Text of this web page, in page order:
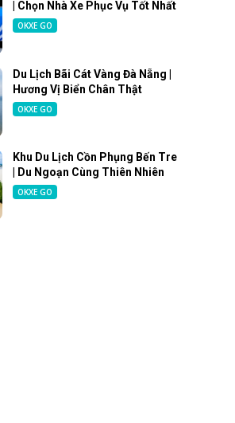
| Chọn Nhà Xe Phục Vụ Tốt Nhất
OKXE GO
Du Lịch Bãi Cát Vàng Đà Nẵng |
Hương Vị Biển Chân Thật
OKXE GO
Khu Du Lịch Cồn Phụng Bến Tre
| Du Ngoạn Cùng Thiên Nhiên
OKXE GO